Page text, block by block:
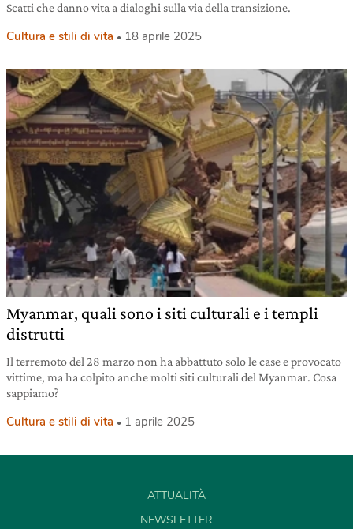
Scatti che danno vita a dialoghi sulla via della transizione.
Cultura e stili di vita 18 aprile 2025
Myanmar, quali sono i siti culturali e i templi
distrutti
Il terremoto del 28 marzo non ha abbattuto solo le case e provocato
vittime, ma ha colpito anche molti siti culturali del Myanmar. Cosa
sappiamo?
Cultura e stili di vita 1 aprile 2025
ATTUALITÀ
NEWSLETTER